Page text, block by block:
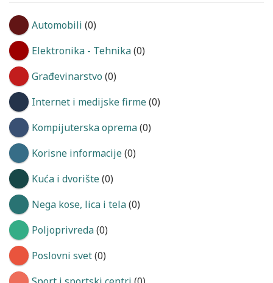
Automobili (0)
Elektronika - Tehnika(0)
Građevinarstvo (0)
Internet i medijske firme(0)
Kompijuterska oprema(0)
Korisne informacije(0)
Kuća i dvorište(0)
Nega kose, lica i tela(0)
Poljoprivreda(0)
Poslovni svet(0)